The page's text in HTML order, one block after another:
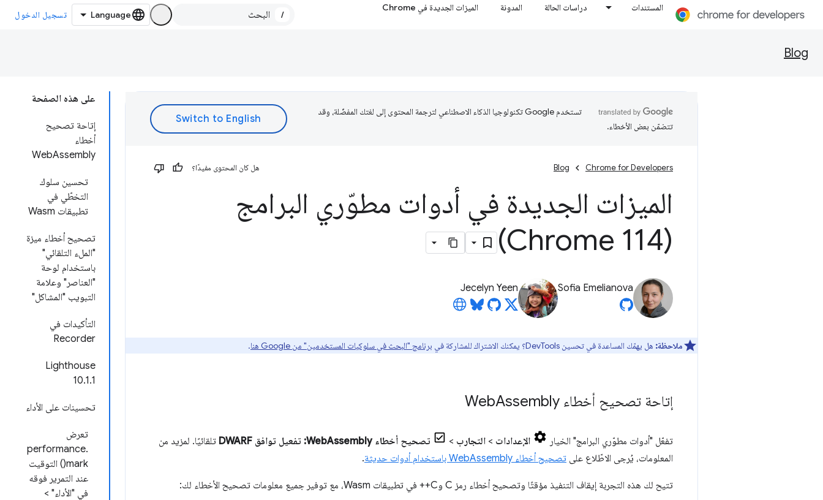
المستندات دراسات الحالة المدونة الميزات الجديدة في Chrome
/ تسجيل الدخول
Blog
على هذه الصفحة
إتاحة تصحيح
أخطاء
WebAssembly
تحسين سلوك
التخطّي في
تطبيقات Wasm
تصحيح أخطاء ميزة
"الملء التلقائي"
باستخدام لوحة
"العناصر" وعلامة
التبويب "المشاكل"
التأكيدات في
Recorder
‫Lighthouse
10.1.1
تحسينات على الأداء
تعرض
performance.
mark() التوقيت
عند التمرير فوقه
في "الأداء" >
تستخدم Google تكنولوجيا الذكاء الاصطناعي لترجمة المحتوى إلى لغتك المفضّلة، وقد
تتضمّن بعض الأخطاء.
Chrome for Developers
Blog هل كان المحتوى مفيدًا؟
الميزات الجديدة في أدوات مطوّري البرامج
(Chrome 114)
Sofia Emelianova
Jecelyn Yeen
ملاحظة: هل يهمّك المساعدة في تحسين DevTools؟ يمكنك الاشتراك للمشاركة في برنامج "البحث في سلوكيات المستخدمين" من Google هنا .
إتاحة تصحيح أخطاء Web Assembly
تفعّل "أدوات مطوّري البرامج" الخيار الإعدادات > التجارب > تصحيح أخطاء WebAssembly: تفعيل توافق DWARF
تلقائيًا. لمزيد من
المعلومات، يُرجى الاطّلاع على تصحيح أخطاء WebAssembly باستخدام أدوات حديثة .
تتيح لك هذه التجربة إيقاف التنفيذ مؤقتًا وتصحيح أخطاء رمز C وC++ في تطبيقات Wasm، مع توفير جميع معلومات تصحيح الأخطاء لك: